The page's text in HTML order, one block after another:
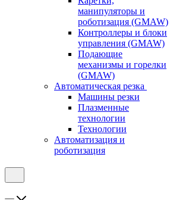
манипуляторы и
роботизация (GMAW)
Контроллеры и блоки
управления (GMAW)
Подающие
механизмы и горелки
(GMAW)
Автоматическая резка
Машины резки
Плазменные
технологии
Технологии
Автоматизация и
роботизация